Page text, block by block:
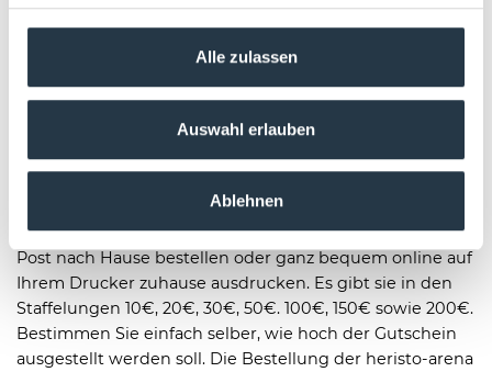
Alle zulassen
Auswahl erlauben
Ablehnen
in unserem Online-Shop!
Mit dem Konzert- und Event-Gutschein von der heristo-
arena verschenken Sie Zeit an Freunde und Verwandte.
Verschenken Sie mit dem Gutschein für Konzerte und
Geschenk-Gutschein zu Weihnachten, zum Geburtstag
oder einfach nur so. Unsere Gutscheine können Sie per
Post nach Hause bestellen oder ganz bequem online auf
Ihrem Drucker zuhause ausdrucken. Es gibt sie in den
Staffelungen 10€, 20€, 30€, 50€. 100€, 150€ sowie 200€.
Bestimmen Sie einfach selber, wie hoch der Gutschein
ausgestellt werden soll. Die Bestellung der heristo-arena